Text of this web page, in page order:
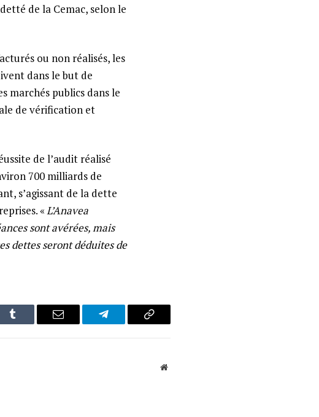
de la Cemac, selon le
ou non réalisés, les
dans le but de
marchés publics dans le
de vérification et
de l’audit réalisé
700 milliards de
s’agissant de la dette
«L’Anavea
sont avérées, mais
dettes seront déduites de
Tumblr Email Telegram Copy
Website